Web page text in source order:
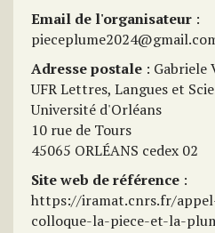
Email de l'organisateur :
Adresse postale : Gabriele
UFR Lettres, Langues et
Université d'Orléans
10 rue de Tours
45065 ORLÉANS cedex 02
Site web de référence :
https://iramat.cnrs.fr/
colloque-la-piece-et-la-